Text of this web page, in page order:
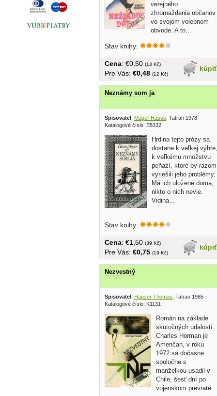
verejného
zhromaždenia občanov
vo svojom volebnom
obvode. A to...
Stav knihy:
kúpiť
Cena: €0,50 (13 Kč)
Pre Vás: €0,48 (12 Kč)
Neznámy som ja
Spisovatel: Mager Hasso , Tatran 1978
Katalogové číslo: E8332
Hrdina tejto prózy sa
dostane k veľkej výhre,
k veľkému množstvu
peňazí, ktoré by razom
vyriešili jeho problémy.
Má ich uložené doma,
nikto o nich nevie.
Vidina...
Stav knihy:
kúpiť
Cena: €1,50 (39 Kč)
Pre Vás: €0,75 (19 Kč)
Nezvestný
Spisovatel: Hauser Thomas , Tatran 1985
Katalogové číslo: K1131
Román na základe
skutočných udalostí.
Charles Horman je
Američan, v roku
1972 sa dočasne
spoločne s
manželkou usadil v
Chile, šesť dní po
vojenskom prevrate